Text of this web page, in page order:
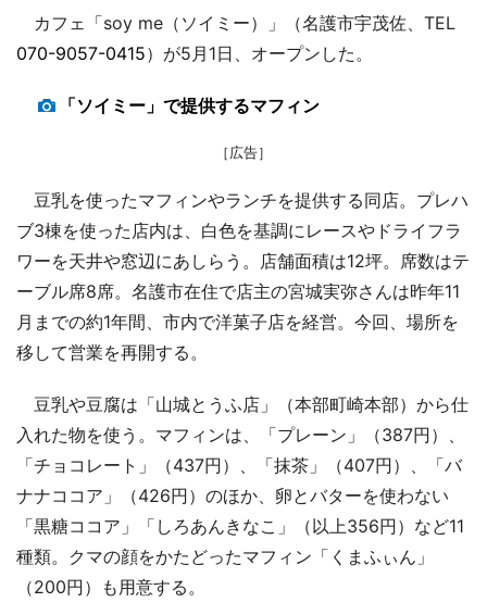
カフェ「soy me（ソイミー）」（名護市宇茂佐、TEL
070-9057-0415）が5月1日、オープンした。
「ソイミー」で提供するマフィン
［広告］
豆乳を使ったマフィンやランチを提供する同店。プレハ
ブ3棟を使った店内は、白色を基調にレースやドライフラ
ワーを天井や窓辺にあしらう。店舗面積は12坪。席数はテ
ーブル席8席。名護市在住で店主の宮城実弥さんは昨年11
月までの約1年間、市内で洋菓子店を経営。今回、場所を
移して営業を再開する。
豆乳や豆腐は「山城とうふ店」（本部町崎本部）から仕
入れた物を使う。マフィンは、「プレーン」（387円）、
「チョコレート」（437円）、「抹茶」（407円）、「バ
ナナココア」（426円）のほか、卵とバターを使わない
「黒糖ココア」「しろあんきなこ」（以上356円）など11
種類。クマの顔をかたどったマフィン「くまふぃん」
（200円）も用意する。